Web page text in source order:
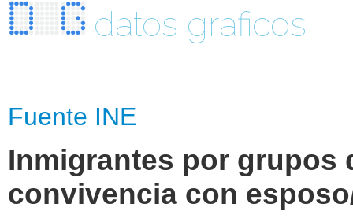
datos graficos
Fuente INE
Inmigrantes por grupos
convivencia con